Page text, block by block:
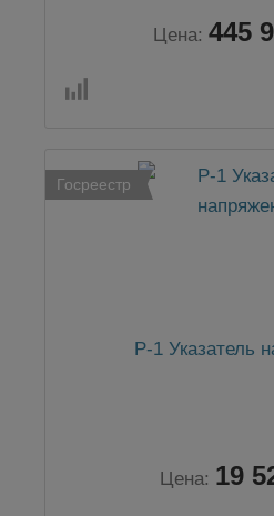
Цена: 445
Госреестр
P-1 Указатель
Цена: 19